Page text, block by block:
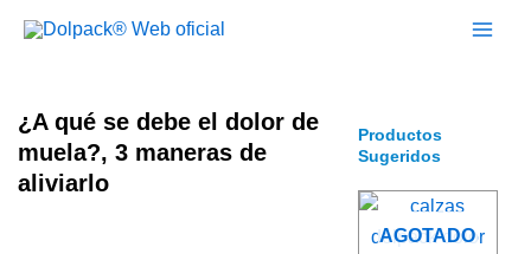
¿A qué se debe el dolor de
muela?, 3 maneras de
aliviarlo
Productos
Sugeridos
AGOTADO